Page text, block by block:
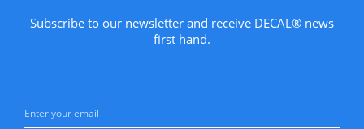
Subscribe to our newsletter and receive DECAL® news
first hand.